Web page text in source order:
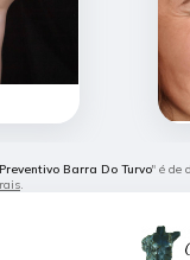
Barra Do Turvo" é de
.